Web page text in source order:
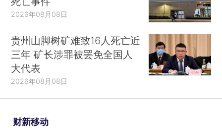
2026年08月08日
贵州山脚树矿难致16人死亡近
三年 矿长涉罪被罢免全国人
大代表
2026年08月08日
财新移动